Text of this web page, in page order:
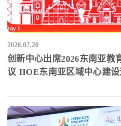
2026.07.20
创新中心出席2026东南亚教
议 IIOE东南亚区域中心建